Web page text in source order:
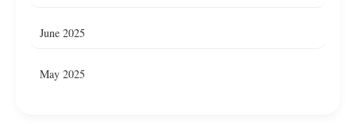
June 2025
May 2025